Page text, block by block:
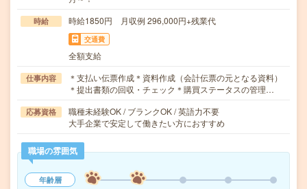
時給 時給1850円 月収例 296,000円+残業代
交通費
全額支給
仕事内容
＊支払い伝票作成＊資料作成（会計伝票の元となる資料）
＊提出書類の回収・チェック＊購買ステータスの管理…
応募資格
職種未経験OK / ブランクOK / 英語力不要
大手企業で安定して働きたい方におすすめ
職場の雰囲気
年齢層